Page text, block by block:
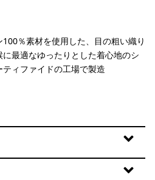
％素材を使用した、目の粗い織り
最適なゆったりとした着心地のシ
ィファイドの工場で製造